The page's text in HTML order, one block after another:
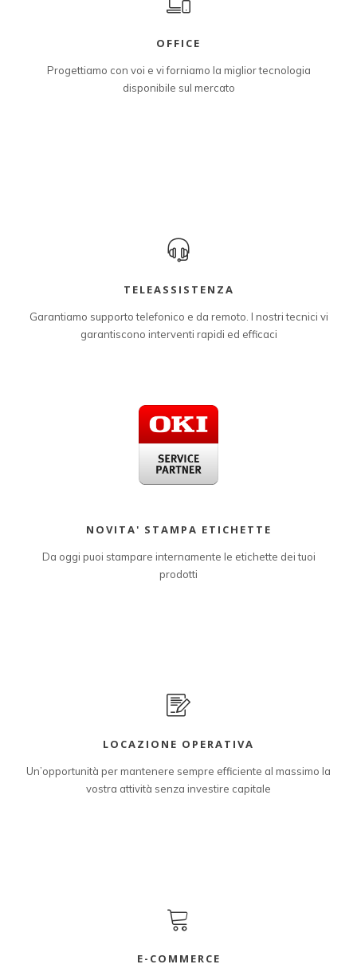
OFFICE
Progettiamo con voi e vi forniamo la miglior tecnologia
disponibile sul mercato
TELEASSISTENZA
Garantiamo supporto telefonico e da remoto. I nostri tecnici vi
garantiscono interventi rapidi ed efficaci
NOVITA' STAMPA ETICHETTE
Da oggi puoi stampare internamente le etichette dei tuoi
prodotti
LOCAZIONE OPERATIVA
Un’opportunità per mantenere sempre efficiente al massimo la
vostra attività senza investire capitale
E-COMMERCE